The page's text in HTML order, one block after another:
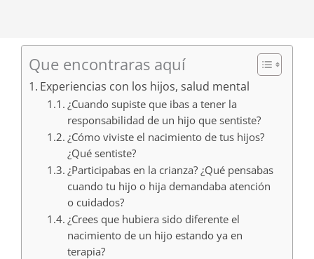
Que encontraras aquí
Experiencias con los hijos, salud mental
¿Cuando supiste que ibas a tener la
responsabilidad de un hijo que sentiste?
¿Cómo viviste el nacimiento de tus hijos?
¿Qué sentiste?
¿Participabas en la crianza? ¿Qué pensabas
cuando tu hijo o hija demandaba atención
o cuidados?
¿Crees que hubiera sido diferente el
nacimiento de un hijo estando ya en
terapia?